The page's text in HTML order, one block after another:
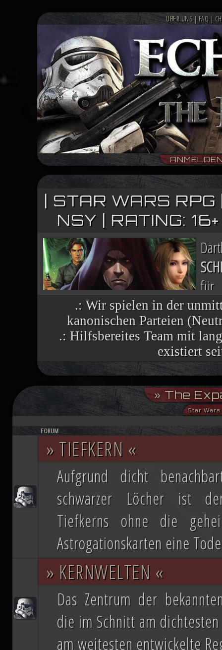
ÜBER UNS| FAQ|
| STAR WARS
NSY | RATING:
für
finsteren Helfers verbreiten sich
vielen Welten, die einst dem
Im Lichte ihres Sieges ruft die
aufständische Welten nutzen die
Demokratiebewegung an. Während
Machtbegabte für einen
republikanische Anführerin Mon
Lage ist, möglicherweise bald die
Doch das bröckelnde Imperium
Truppenverbände vom Imperium
Coruscant über das weitere
mit blutiger Entschlossenheit die
Imperators. Mit seiner Armada
ihn mit der Einnahme von
Eindruck einer erneuten
.: Wir spielen in der
kanonischen Parteien
.: Hilfsbereites Team mit
existiert
» The
Star
FORUM
» TIEFKERN «
Aufgrund dicht
schwarzer Löcher ist
Tiefkerns ohne die
Astrogationskarten eine
» KERNWELTEN «
Das Zentrum der
die im Schnitt am
am weitesten entwickelte